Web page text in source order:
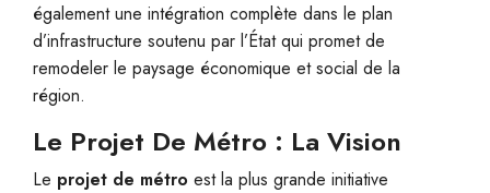
également une intégration complète dans le plan
d’infrastructure soutenu par l’État qui promet de
remodeler le paysage économique et social de la
région.
Le Projet De Métro : La Vision
Le projet de métro est la plus grande initiative